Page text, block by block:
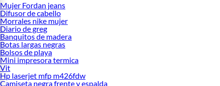
Mujer Fordan jeans
Difusor de cabello
Morrales nike mujer
Diario de greg
Banquitos de madera
Botas largas negras
Bolsos de playa
Mini impresora termica
Vit
Hp laserjet mfp m426fdw
Camiseta negra frente y espalda